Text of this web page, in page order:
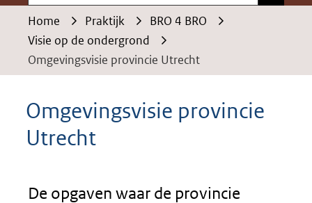
Home Praktijk
BRO 4 BRO
Visie op de ondergrond
Omgevingsvisie provincie Utrecht
Omgevingsvisie provincie
Utrecht
De opgaven waar de provincie